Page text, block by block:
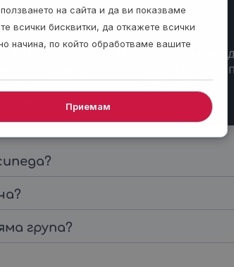
- само
празници.
дни.
На място може
както и да се
часове.
група?
на сайта и да ви показваме
всички бисквитки, да откажете всички
начина, по който обработваме вашите
Приемам